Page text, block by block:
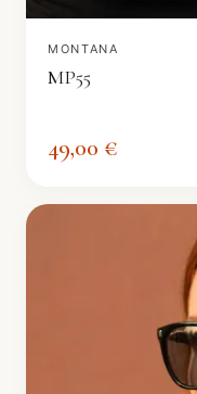
MONTANA
MP55
49,00 €